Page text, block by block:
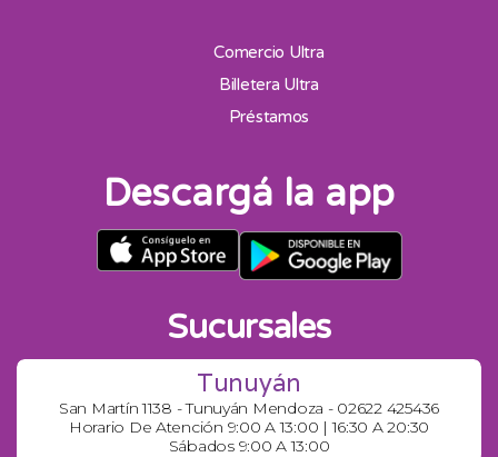
Comercio Ultra
Billetera Ultra
Préstamos
Descargá la app
Sucursales
Tunuyán
San Martín 1138 - Tunuyán Mendoza - 02622 425436
Horario De Atención 9:00 A 13:00 | 16:30 A 20:30
Sábados 9:00 A 13:00